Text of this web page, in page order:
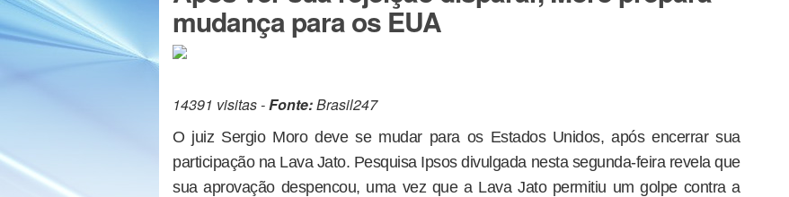
mudança para os EUA
14391 visitas -Fonte:Brasil247
O juiz Sergio Moro deve se mudar para os Estados Unidos, após encerrar sua
participação na Lava Jato. Pesquisa Ipsos divulgada nesta segunda-feira revela que
sua aprovação despencou, uma vez que a Lava Jato permitiu um golpe contra a